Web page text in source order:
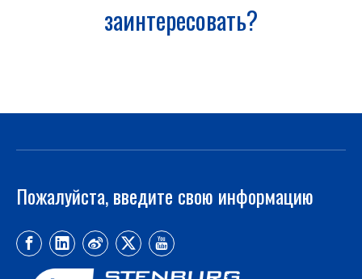
заинтересовать?
Пожалуйста, введите свою информацию